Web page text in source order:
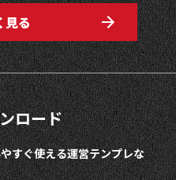
見る
ロード
すぐ使える運営テンプレな